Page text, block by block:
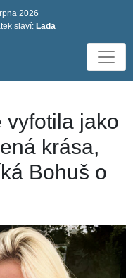
2026
slaví: Lada
vyfotila jako
krása,
Bohuš o